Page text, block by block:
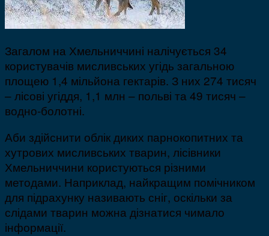
Загалом на Хмельниччині налічується 34
користувачів мисливських угідь загальною
площею 1,4 мільйона гектарів. З них 274 тисяч
– лісові угіддя, 1,1 млн – польві та 49 тисяч –
водно-болотні.
Аби здійснити облік диких парнокопитних та
хутрових мисливських тварин, лісівники
Хмельниччини користуються різними
методами. Наприклад, найкращим помічником
для підрахунку називають сніг, оскільки за
слідами тварин можна дізнатися чимало
інформації.